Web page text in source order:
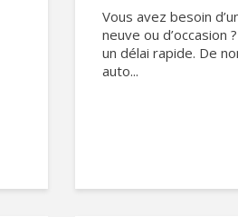
Vous avez besoin
neuve ou
un délai rapide. De
auto...